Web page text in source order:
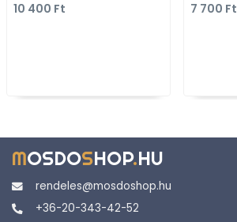
(GYHS10400)
10 400 Ft
7 700 Ft
MOSDOSHOP.HU
rendeles@mosdoshop.hu
+36-20-343-42-52